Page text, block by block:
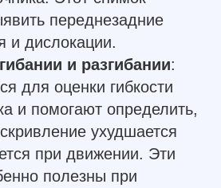
переднезадние
и дислокации.
и разгибании:
для оценки гибкости
и помогают определить,
ухудшается
при движении. Эти
полезны при